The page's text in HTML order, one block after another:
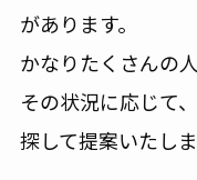
があります。
かなりたくさんの
その状況に応じて
探して提案いたしま